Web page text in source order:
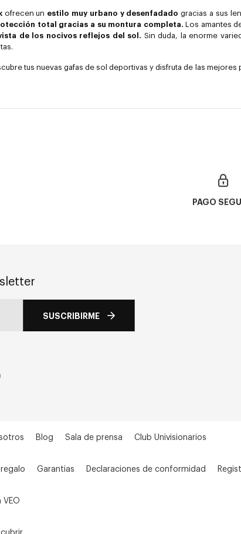
ofrecen un estilo muy urbano y desenfadado gracias a sus
total gracias a su montura completa.
Los amantes
de los nocivos reflejos del sol. Sin duda, la enorme
tus nuevas gafas de sol deportivas y disfruta de las
PAGO
SUSCRIBIRME
Blog Sala de prensa Club Univisionarios
regalo Garantias Declaraciones de conformidad
VEO